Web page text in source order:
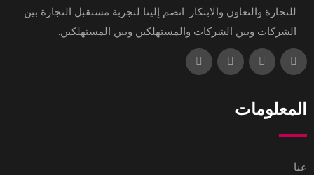
للتجارة والتعاون والابتكار. انضم إلينا لتجربة مستقبل التجارة بين
الشركات وبين الشركات والمستهلكين وبين المستهلكين.
المعلومات
عنا